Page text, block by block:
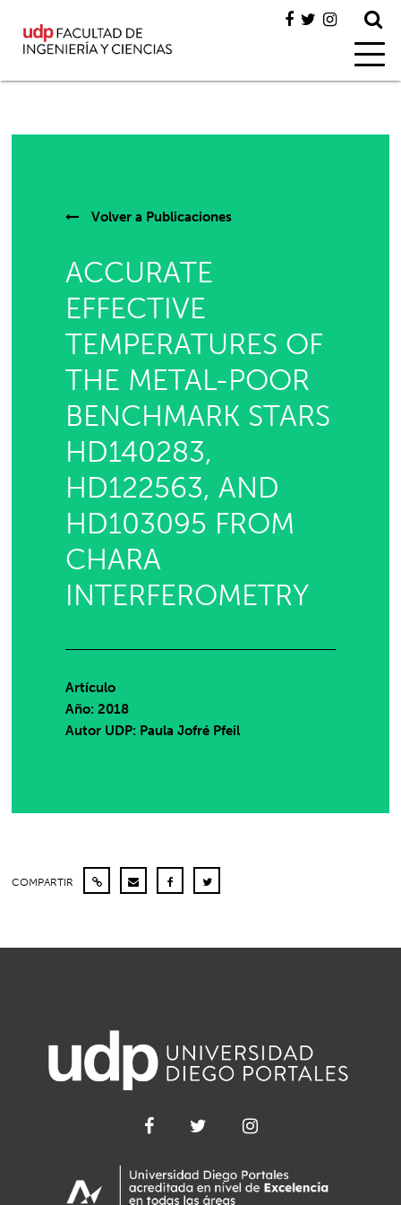
Volver a Publicaciones
ACCURATE
EFFECTIVE
TEMPERATURES OF
THE METAL-POOR
BENCHMARK STARS
HD140283,
HD122563, AND
HD103095 FROM
CHARA
INTERFEROMETRY
Artículo
Año: 2018
Autor UDP: Paula Jofré Pfeil
COMPARTIR